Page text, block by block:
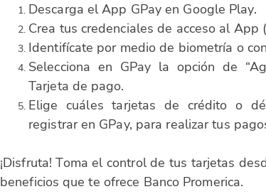
Descarga el App GPay en Google Play.
Crea tus credenciales de acceso al App
Identifícate por medio de biometría o
Selecciona en GPay la opción de
Tarjeta de pago.
Elige cuáles tarjetas de crédito o
registrar en GPay, para realizar tus
¡Disfruta! Toma el control de tus tarjetas
beneficios que te ofrece Banco Promerica.